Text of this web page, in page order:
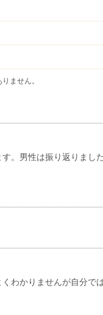
ません。
。男性は振り返りまし
わかりませんが自分で